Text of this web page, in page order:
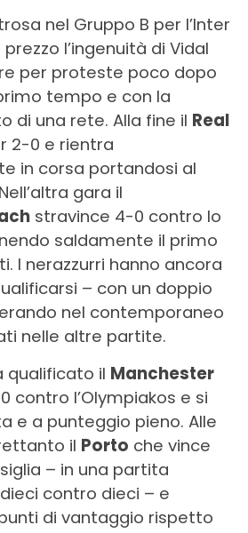
nel Gruppo B per l’Inter
l’ingenuità di Vidal
per proteste poco dopo
tempo e con la
di una rete. Alla fine il Real
2-0 e rientra
in corsa portandosi al
gara il
stravince 4-0 contro lo
saldamente il primo
I nerazzurri hanno ancora
– con un doppio
nel contemporaneo
nelle altre partite.
qualificato il Manchester
contro l’Olympiakos e si
e a punteggio pieno. Alle
il Porto che vince
– in una partita
contro dieci – e
di vantaggio rispetto